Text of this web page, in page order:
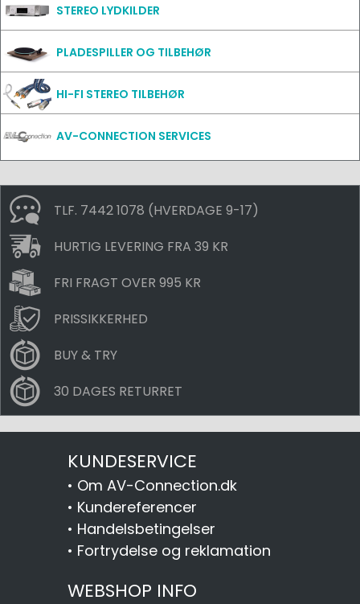
STEREO LYDKILDER
PLADESPILLER OG TILBEHØR
HI-FI STEREO TILBEHØR
AV-CONNECTION SERVICES
TLF. 7442 1078 (HVERDAGE 9-17)
HURTIG LEVERING FRA 39 KR
FRI FRAGT OVER 995 KR
PRISSIKKERHED
BUY & TRY
30 DAGES RETURRET
KUNDESERVICE
• Om AV-Connection.dk
• Kundereferencer
• Handelsbetingelser
• Fortrydelse og reklamation
WEBSHOP INFO